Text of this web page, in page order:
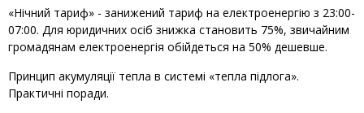
«Нічний тариф» - занижений тариф на електроенергію з 23:00-
07:00. Для юридичних осіб знижка становить 75%, звичайним
громадянам електроенергія обійдеться на 50% дешевше.
Принцип акумуляції тепла в системі «тепла підлога».
Практичні поради.